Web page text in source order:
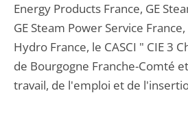
Energy Products France, GE
GE Steam Power Service France,
Hydro France, le CASCI " CIE 3
de Bourgogne Franche-Comté
travail, de l'emploi et de